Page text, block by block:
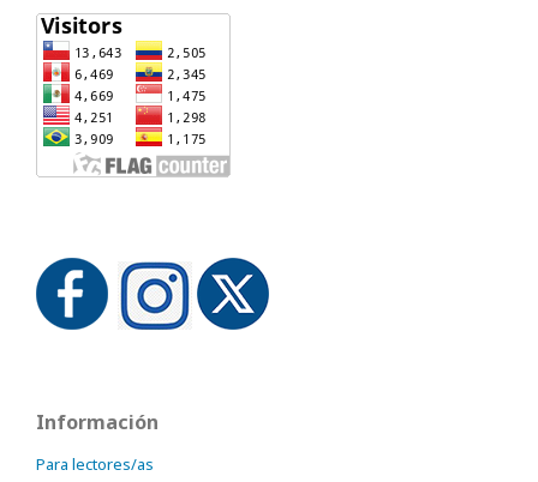
Información
Para lectores/as